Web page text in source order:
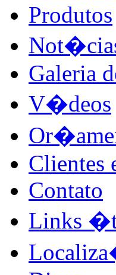
Produtos
Galeria
V�deos
Clientes
Contato
Links